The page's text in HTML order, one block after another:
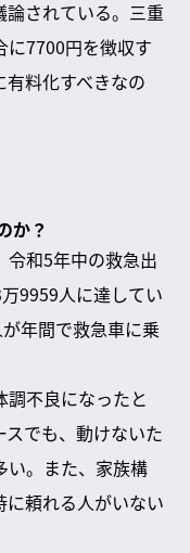
論されている。三重
に7700円を徴収す
料化すべきなの
か？
令和5年中の救急出
9959人に達してい
年間で救急車に乗
不良になったと
でも、動けないた
い。また、家族構
頼れる人がいない